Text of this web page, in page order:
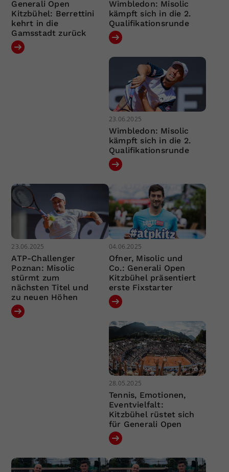
Generali Open
Kitzbühel: Berrettini
kehrt in die
Gamsstadt zurück
Wimbledon: Misolic
kämpft sich in die 2.
Qualifikationsrunde
23.06.2025
Wimbledon: Misolic
kämpft sich in die 2.
Qualifikationsrunde
23.06.2025
ATP-Challenger
Poznan: Misolic
stürmt zum
nächsten Titel und
zu neuen Höhen
04.06.2025
Ofner, Misolic und
Co.: Generali Open
Kitzbühel präsentiert
erste Fixstarter
28.05.2025
Tennis, Emotionen,
Eventvielfalt:
Kitzbühel rüstet sich
für Generali Open